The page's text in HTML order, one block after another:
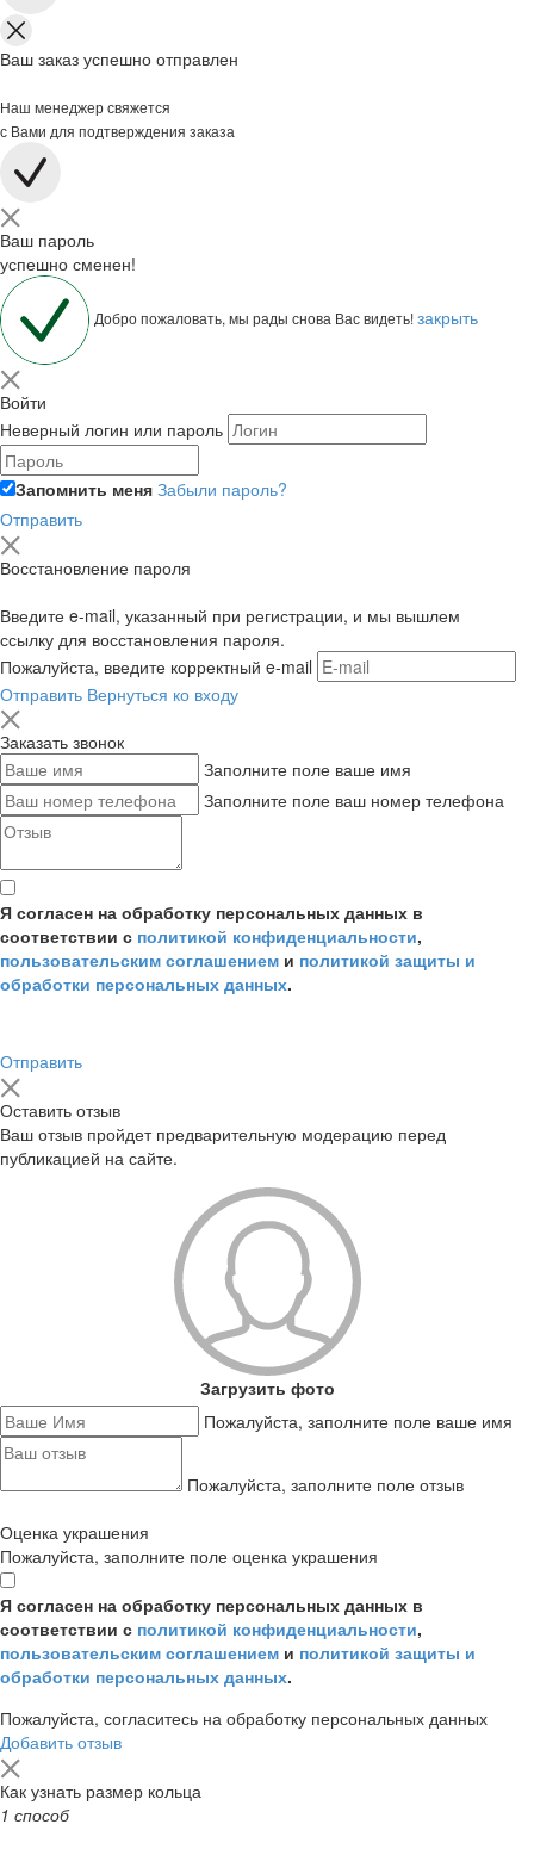
Ваш заказ успешно отправлен
Наш менеджер свяжется
с Вами для подтверждения заказа
Ваш пароль
успешно сменен!
Добро пожаловать, мы рады снова Вас видеть!закрыть
Войти
Неверный логин или пароль
Запомнить меня Забыли пароль?
Отправить
Восстановление пароля
Введите e-mail, указанный при регистрации, и мы вышлем
ссылку для восстановления пароля.
Пожалуйста, введите корректный e-mail
Отправить Вернуться ко входу
Заказать звонок
Заполните поле ваше имя
Заполните поле ваш номер телефона
Я согласен на обработку персональных данных в
соответствии с политикой конфиденциальности,
пользовательским соглашением и политикой защиты и
обработки персональных данных.
Отправить
Оставить отзыв
Ваш отзыв пройдет предварительную модерацию перед
публикацией на сайте.
Загрузить фото
Пожалуйста, заполните поле ваше имя
Пожалуйста, заполните поле отзыв
Оценка украшения
Пожалуйста, заполните поле оценка украшения
Я согласен на обработку персональных данных в
соответствии с политикой конфиденциальности,
пользовательским соглашением и политикой защиты и
обработки персональных данных.
Пожалуйста, согласитесь на обработку персональных данных
Добавить отзыв
Как узнать размер кольца
1 способ